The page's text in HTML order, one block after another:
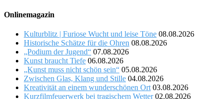
Onlinemagazin
Kulturblitz | Furiose Wucht und leise Töne 08.08.2026
Historische Schätze für die Ohren 08.08.2026
„Podium der Jugend“ 07.08.2026
Kunst braucht Tiefe 06.08.2026
„Kunst muss nicht schön sein“ 05.08.2026
Zwischen Glas, Klang und Stille 04.08.2026
Kreativität an einem wunderschönen Ort 03.08.2026
Kurzfilmfeuerwerk bei tragischem Wetter 02.08.2026